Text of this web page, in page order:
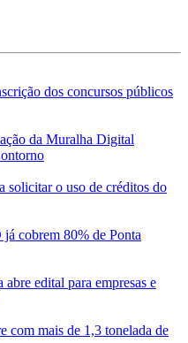
dos concursos públicos
da Muralha Digital
solicitar o uso de créditos do
cobrem 80% de Ponta
edital para empresas e
com mais de 1,3 tonelada de